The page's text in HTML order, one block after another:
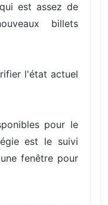
est assez de
billets
l'état actuel
pour le
est le suivi
fenêtre pour